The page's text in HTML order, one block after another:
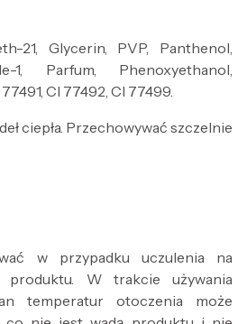
21, Glycerin, PVP, Panthenol,
1, Parfum, Phenoxyethanol,
CI 77492, CI 77499.
ciepła. Przechowywać szczelnie
w przypadku uczulenia na
produktu. W trakcie używania
temperatur otoczenia może